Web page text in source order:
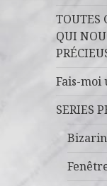
TOUTES
QUI
Fais-moi
SERIES